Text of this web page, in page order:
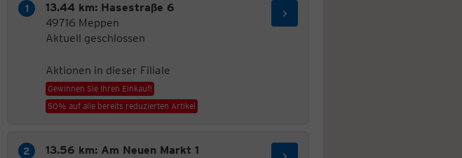
13.44 km: Hasestraße 6
49716 Meppen
Aktuell geschlossen
Aktionen in dieser Filiale
Gewinnen Sie Ihren Einkauf!
50% auf alle bereits reduzierten Artikel
13.56 km: Am Neuen Markt 1